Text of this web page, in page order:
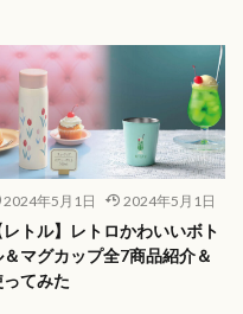
2024年5月1日 2024年5月1日
レトル】レトロかわいいボト
＆マグカップ全7商品紹介＆
ってみた